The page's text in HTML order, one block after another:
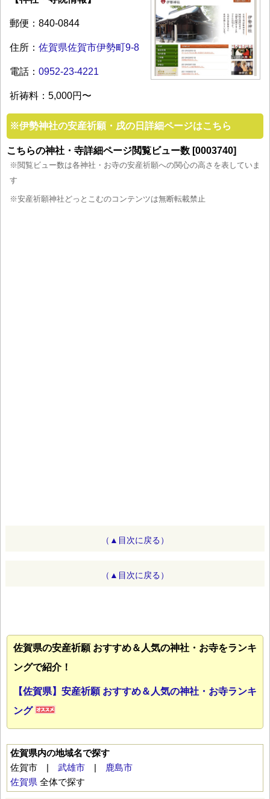
郵便：840-0844
住所： 佐賀県佐賀市伊勢町9-8
電話： 0952-23-4221
祈祷料：5,000円〜
※伊勢神社の安産祈願・戌の日詳細ページはこちら
こちらの神社・寺詳細ページ閲覧ビュー数 [0003740]
※閲覧ビュー数は各神社・お寺の安産祈願への関心の高さを表していま
す
※安産祈願神社どっとこむのコンテンツは無断転載禁止
（▲目次に戻る）
（▲目次に戻る）
佐賀県の安産祈願 おすすめ＆人気の神社・お寺をランキ
ングで紹介！
【佐賀県】安産祈願 おすすめ＆人気の神社・お寺ランキ
ング
佐賀県内の地域名で探す
佐賀市 | 武雄市
鹿島市
佐賀県 全体で探す